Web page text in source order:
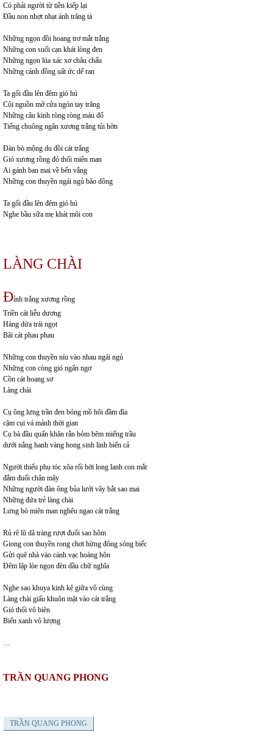
Có phải người từ tiền kiếp lại
Đầu non nhợt nhạt ánh trăng tà
Những ngọn đồi hoang trơ mắt trắng
Những con suối cạn khát lòng đen
Những ngọn lúa xác xơ châu chấu
Những cánh đồng uất ức dế ran
Ta gối đầu lên đêm gió hú
Cội nguồn mở cửa ngón tay trăng
Những câu kinh ròng ròng máu đổ
Tiếng chuông ngân xương trắng tủi hờn
Đàn bò mộng du đồi cát trắng
Gió xương rồng đỏ thổi miên man
Ai gánh ban mai về bến vắng
Những con thuyền ngái ngủ bão dông
Ta gối đầu lên đêm gió hú
Nghe bầu sữa mẹ khát môi con
LÀNG CHÀI
Đỉnh trắng xương rồng
Triền cát liễu dương
Hàng dừa trái ngọt
Bãi cát phau phau
Những con thuyền níu vào nhau ngái ngủ
Những con còng gió ngẩn ngơ
Cồn cát hoang sơ
Làng chài
Cụ ông lưng trần đen bóng mồ hôi đầm đìa
cặm cụi vá mảnh thời gian
Cụ bà đầu quấn khăn rằn bỏm bẽm miếng trầu
dưới nắng hanh vàng hong sinh linh biển cả
Người thiếu phụ tóc xõa rối bời long lanh con mắt
đắm đuối chân mây
Những người đàn ông bủa lưới vây bắt sao mai
Những đứa trẻ làng chài
Lưng bò miên man nghêu ngao cát trắng
Rủ rê lũ dã tràng rượt đuổi sao hôm
Giong con thuyền rong chơi hừng đông sóng biếc
Gửi quê nhà vào cánh vạc hoàng hôn
Đêm lập lòe ngọn đèn dầu chữ nghĩa
Nghe sao khuya kinh kệ giữa vô cùng
Làng chài giấu khuôn mặt vào cát trắng
Gió thổi vô biên
Biển xanh vô lượng
…
TRẦN QUANG PHONG
TRẦN QUANG PHONG